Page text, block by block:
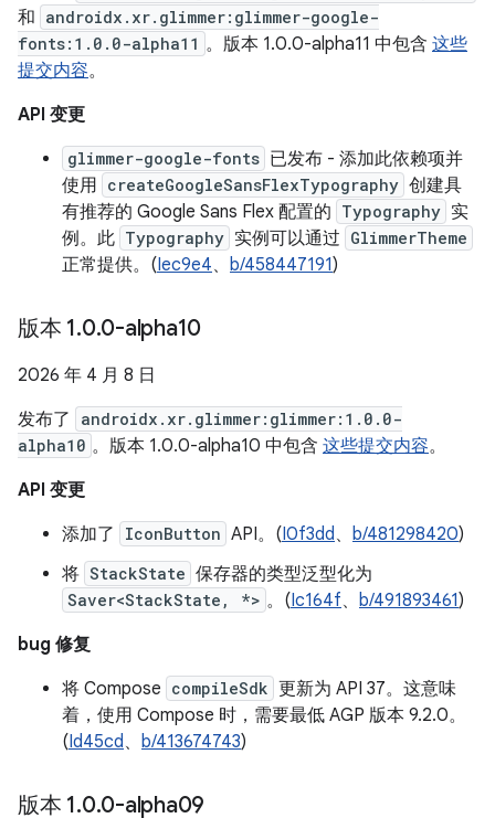
和 androidx.xr.glimmer:glimmer-google-
fonts:1.0.0-alpha11 。版本 1.0.0-alpha11 中包含 这些
提交内容。
API 变更
glimmer-google-fonts 已发布 - 添加此依赖项并
使用 createGoogleSansFlexTypography 创建具
有推荐的 Google Sans Flex 配置的 Typography 实
例。此 Typography 实例可以通过 GlimmerTheme
正常提供。(Iec9e4、 b/458447191)
版本 1.0.0-alpha10
2026 年 4 月 8 日
发布了
androidx.xr.glimmer:glimmer:1.0.0-
alpha10 。版本 1.0.0-alpha10 中包含 这些提交内容。
API 变更
添加了
IconButton API。(I0f3dd、 b/481298420)
将 StackState 保存器的类型泛型化为
Saver<StackState, *> 。(Ic164f、 b/491893461)
bug 修复
将 Compose compileSdk 更新为 API 37。这意味
着，使用 Compose 时，需要最低 AGP 版本 9.2.0。
(Id45cd、 b/413674743)
版本 1.0.0-alpha09